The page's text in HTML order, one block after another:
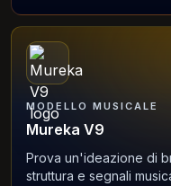
MODELLO MUSICALE
Mureka V9
Prova un'ideazione di
struttura e segnali